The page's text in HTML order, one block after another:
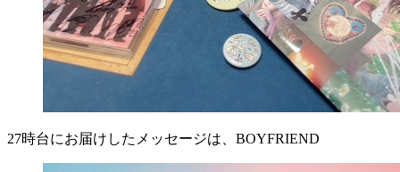
27時台にお届けしたメッセージは、BOYFRIEND